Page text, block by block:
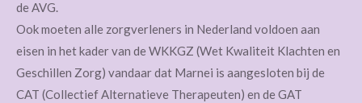
de AVG.
Ook moeten alle zorgverleners in Nederland voldoen aan
eisen in het kader van de WKKGZ (Wet Kwaliteit Klachten en
Geschillen Zorg) vandaar dat Marnei is aangesloten bij de
CAT (Collectief Alternatieve Therapeuten) en de GAT